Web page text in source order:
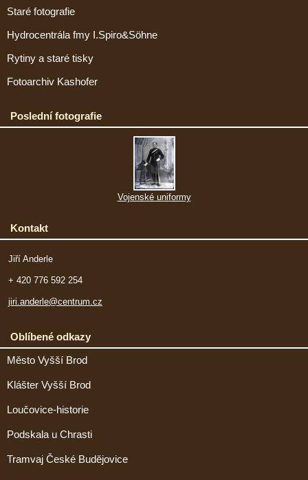
Staré fotografie
Hydrocentrála fmy I.Spiro&Söhne
Rytiny a staré tisky
Fotoarchiv Kashofer
Poslední fotografie
Vojenské uniformy
Kontakt
Jiří Anderle
+ 420 776 592 254
jiri.anderle@centrum.cz
Oblíbené odkazy
Město Vyšší Brod
Klášter Vyšší Brod
Loučovice-historie
Podskala u Chrasti
Tramvaj České Budějovice